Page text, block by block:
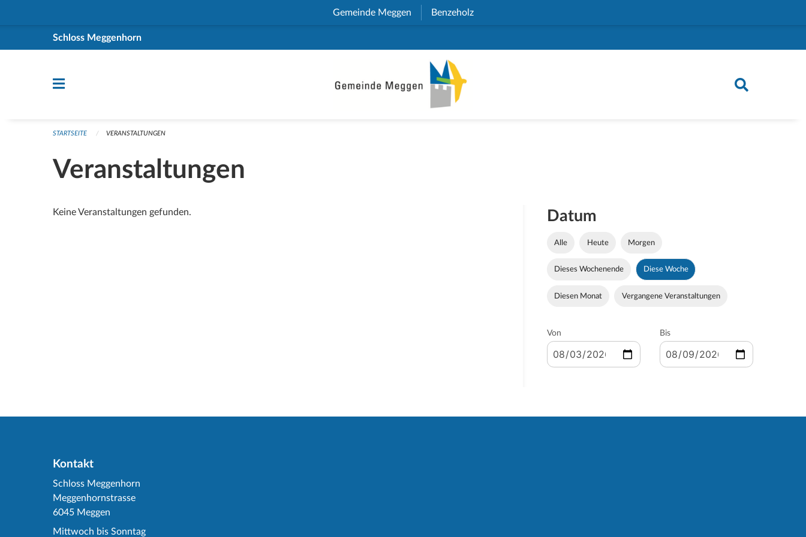
Gemeinde Meggen (External Link)
Benzeholz(External Link)
Schloss Meggenhorn
STARTSEITE VERANSTALTUNGEN
Veranstaltungen
Keine Veranstaltungen gefunden. Datum
Alle Heute Morgen
Dieses Wochenende Diese Woche
Diesen Monat Vergangene Veranstaltungen
Von Bis
Kontakt
Schloss Meggenhorn
Meggenhornstrasse
6045 Meggen
Mittwoch bis Sonntag